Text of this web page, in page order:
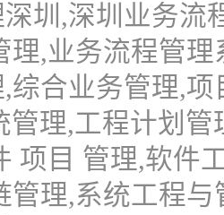
圳,深圳业务流
理,业务流程管
综合业务管理,
管理,工程计划
项目 管理,软件
管理,系统工程